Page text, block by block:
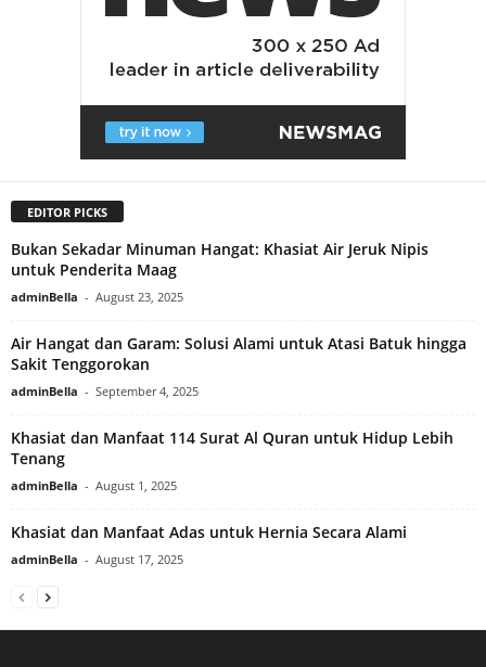
EDITOR PICKS
Bukan Sekadar Minuman Hangat: Khasiat Air Jeruk Nipis
untuk Penderita Maag
adminBella - August 23, 2025
Air Hangat dan Garam: Solusi Alami untuk Atasi Batuk hingga
Sakit Tenggorokan
adminBella - September 4, 2025
Khasiat dan Manfaat 114 Surat Al Quran untuk Hidup Lebih
Tenang
adminBella - August 1, 2025
Khasiat dan Manfaat Adas untuk Hernia Secara Alami
adminBella - August 17, 2025